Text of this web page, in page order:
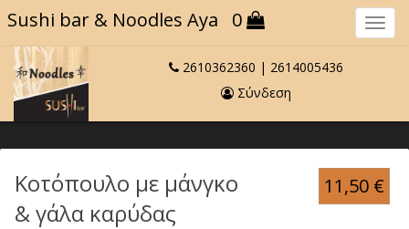
Sushi bar & Noodles Aya 0
2610362360 | 2614005436
Σύνδεση
Κοτόπουλο με μάνγκο
& γάλα καρύδας
11,50€